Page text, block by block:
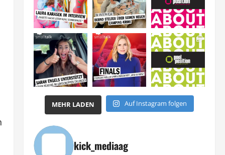
MEHR LADEN Auf Instagram folgen
kick_mediaag